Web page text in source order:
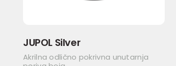
JUPOL Silver
Akrilna odlično pokrivna unutarnja